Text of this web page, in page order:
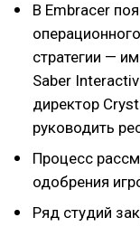
В Embracer
стратегии —
Saber
директор
руководить
Процесс
одобрения
Ряд студий